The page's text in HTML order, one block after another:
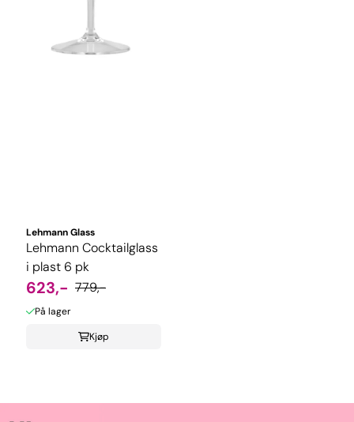
Lehmann Glass
Lehmann Cocktailglass
i plast 6 pk
623,- 779,-
På lager
Kjøp